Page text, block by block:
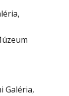
Galéria